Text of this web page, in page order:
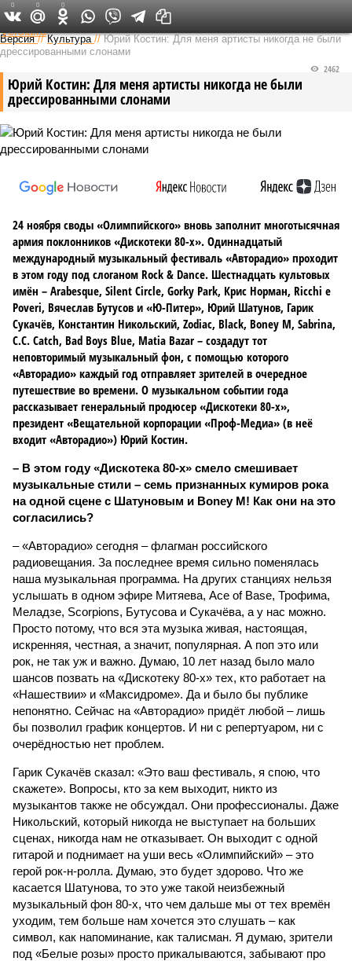
Федеральный выпуск
Версия //Культура //Юрий Костин: Для меня артисты никогда не были
дрессированными слонами
Юрий Костин: Для меня артисты никогда не были
дрессированными слонами
2462
24 ноября своды «Олимпийского» вновь заполнит многотысячная
армия поклонников «Дискотеки 80-х». Одиннадцатый
международный музыкальный фестиваль «Авторадио» проходит
в этом году под слоганом Rock & Dance. Шестнадцать культовых
имён – Arabesque, Silent Circle, Gorky Park, Крис Норман, Ricchi e
Poveri, Вячеслав Бутусов и «Ю-Питер», Юрий Шатунов, Гарик
Сукачёв, Константин Никольский, Zodiac, Black, Boney M, Sabrina,
C.C. Catch, Bad Boys Blue, Matia Bazar – создадут тот
неповторимый музыкальный фон, с помощью которого
«Авторадио» каждый год отправляет зрителей в очередное
путешествие во времени. О музыкальном событии года
рассказывает генеральный продюсер «Дискотеки 80-х»,
президент «Вещательной корпорации «Проф-Медиа» (в неё
входит «Авторадио») Юрий Костин.
– В этом году «Дискотека 80-х» смело смешивает
музыкальные стили – семь признанных кумиров рока
на одной сцене с Шатуновым и Boney M! Как они на это
согласились?
– «Авторадио» сегодня – флагман российского
радиовещания. За последнее время сильно поменялась
наша музыкальная программа. На других станциях нельзя
услышать в одном эфире Митяева, Ace of Base, Трофима,
Меладзе, Scorpions, Бутусова и Сукачёва, а у нас можно.
Просто потому, что вся эта музыка живая, настоящая,
искренняя, честная, а значит, популярная. А поп это или
рок, не так уж и важно. Думаю, 10 лет назад было мало
шансов позвать на «Дискотеку 80-х» тех, кто работает на
«Нашествии» и «Максидроме». Да и было бы публике
непонятно. Сейчас на «Авторадио» придёт любой – лишь
бы позволил график концертов. И ни с репертуаром, ни с
очерёдностью нет проблем.
Гарик Сукачёв сказал: «Это ваш фестиваль, я спою, что
скажете». Вопросы, кто за кем выходит, никто из
музыкантов также не обсуждал. Они профессионалы. Даже
Никольский, который никогда не выступает на больших
сценах, никогда нам не отказывает. Он выходит с одной
гитарой и поднимает на уши весь «Олимпийский» – это
герой рок-н-ролла. Думаю, это будет здорово. Что же
касается Шатунова, то это уже такой неизбежный
музыкальный фон 80-х, что чем дальше мы от тех времён
уходим, тем больше нам хочется это слушать – как
символ, как напоминание, как талисман. Я думаю, зрители
под «Белые розы» просто прикалываются, забывают про
0 0 0